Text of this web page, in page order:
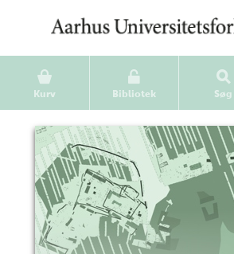
Kurv Bibliotek Søg